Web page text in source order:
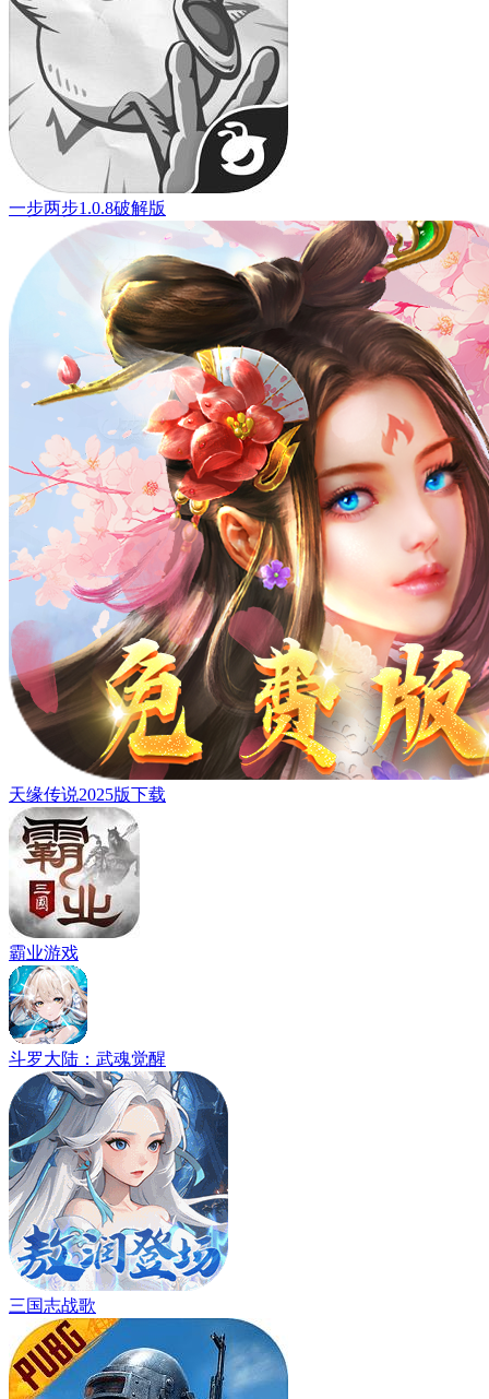
一步两步1.0.8破解版
天缘传说2025版下载
霸业游戏
斗罗大陆：武魂觉醒
三国志战歌